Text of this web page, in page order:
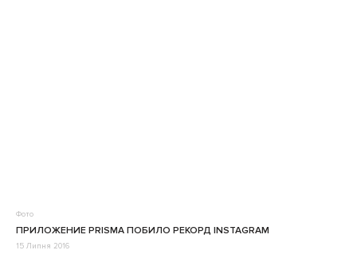
Фото
ПРИЛОЖЕНИЕ PRISMA ПОБИЛО РЕКОРД INSTAGRAM
15 Липня 2016